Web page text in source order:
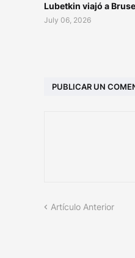
Lubetkin viajó a
July 06, 2026
PUBLICAR UN
Artículo Anterior